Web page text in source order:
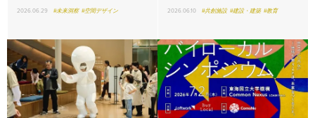
2026.06.29 #未来洞察 #空間デザイン 2026.06.10 #共創施設 #建設・建築 #教育